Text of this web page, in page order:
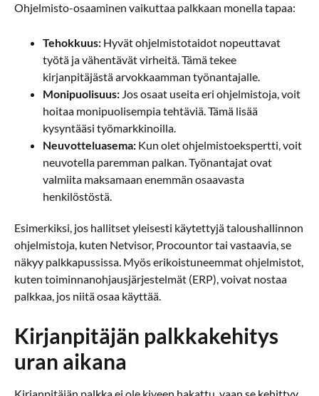
Ohjelmisto-osaaminen vaikuttaa palkkaan monella tapaa:
Tehokkuus: Hyvät ohjelmistotaidot nopeuttavat
työtä ja vähentävät virheitä. Tämä tekee
kirjanpitäjästä arvokkaamman työnantajalle.
Monipuolisuus: Jos osaat useita eri ohjelmistoja, voit
hoitaa monipuolisempia tehtäviä. Tämä lisää
kysyntääsi työmarkkinoilla.
Neuvotteluasema: Kun olet ohjelmistoekspertti, voit
neuvotella paremman palkan. Työnantajat ovat
valmiita maksamaan enemmän osaavasta
henkilöstöstä.
Esimerkiksi, jos hallitset yleisesti käytettyjä taloushallinnon
ohjelmistoja, kuten Netvisor, Procountor tai vastaavia, se
näkyy palkkapussissa. Myös erikoistuneemmat ohjelmistot,
kuten toiminnanohjausjärjestelmät (ERP), voivat nostaa
palkkaa, jos niitä osaa käyttää.
Kirjanpitäjän palkkakehitys
uran aikana